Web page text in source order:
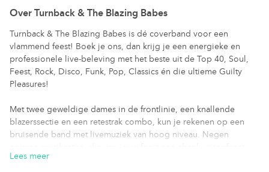
The
Blazing
Babes
Over Turnback & The Blazing Babes
Turnback & The Blazing Babes is dé coverband voor een
vlammend feest! Boek je ons, dan krijg je een energieke en
professionele live-beleving met het beste uit de Top 40, Soul,
Feest, Rock, Disco, Funk, Pop, Classics én die ultieme Guilty
Pleasures!
Met twee geweldige dames in de frontlinie, een knallende
blazerssectie en een retestrak combo, kun je rekenen op een
bruisende band met livemuziek van hoog niveau. Negen
maken! Niets is ons te gek!
Lees meer